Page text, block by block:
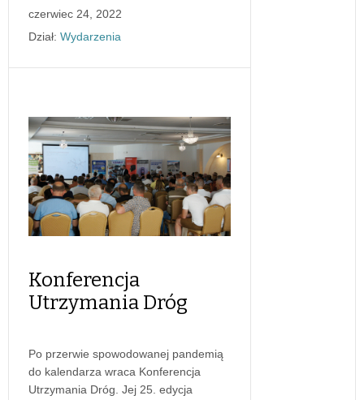
czerwiec 24, 2022
Dział: Wydarzenia
Konferencja
Utrzymania Dróg
Po przerwie spowodowanej pandemią
do kalendarza wraca Konferencja
Utrzymania Dróg. Jej 25. edycja